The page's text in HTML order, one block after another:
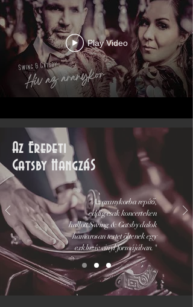
Play Video
Az Eredeti
Gatsby HangzáS
"Az aranykorba repítő,
eddig csak koncerteken
hallott Swing & Gatsby dalok
hamarosan testet öltenek egy
exkluzív vinyl formájában."